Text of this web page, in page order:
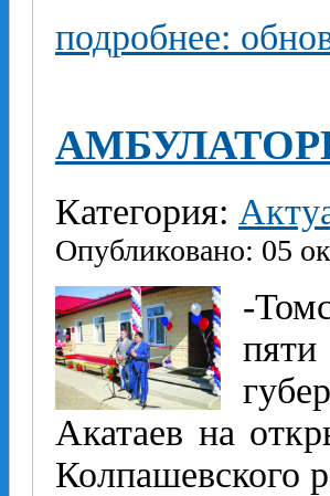
подробнее:
Категория:
Опубликовано: 05
-
Акатаев на
Колпашевского